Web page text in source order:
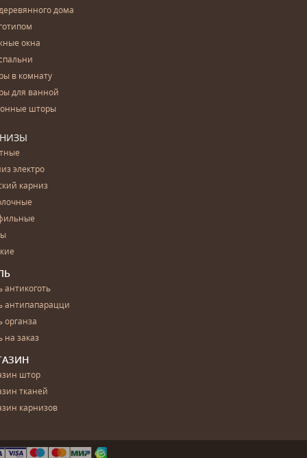
дома
окна
в комнату
для ванной
шторы
электро
карниз
антикоготь
антипапарацци
органза
на заказ
штор
тканей
карнизов